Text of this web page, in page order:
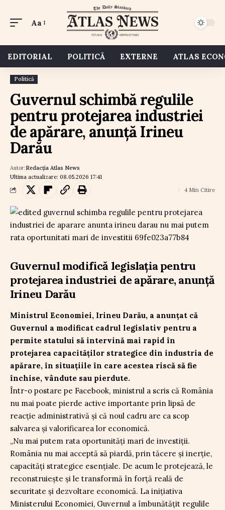
Aa
EDITORIAL POLITICĂ EXTERNE ATLAS
Politică
Guvernul schimbă regulile
pentru protejarea industriei
de apărare, anunță Irineu
Darău
Ultima actualizare: 08.05.2026 17:41
Autor:Redacția Atlas News
4 Min Citire
Guvernul modifică legislația pentru
protejarea industriei de apărare, anunță
Irineu Darău
Ministrul Economiei, Irineu Darău, a anunțat că
Guvernul a modificat cadrul legislativ pentru a
permite statului să intervină mai rapid în
protejarea capacităților strategice din industria de
apărare, în situațiile în care acestea riscă să fie
închise, vândute sau pierdute.
Într-o postare pe Facebook, ministrul a scris că România
nu mai poate pierde active importante prin lipsă de
reacție administrativă și că noul cadru are ca scop
salvarea și valorificarea lor economică.
„Nu mai putem rata oportunităţi mari de investiţii.
România nu mai acceptă să piardă, prin tăcere şi inerţie,
capacităţi strategice esenţiale. De acum le protejează, le
reconstruieşte şi le transformă în forţă reală de
securitate şi dezvoltare economică. La iniţiativa
Ministerului Economiei, Guvernul a îmbunătăţit regulile